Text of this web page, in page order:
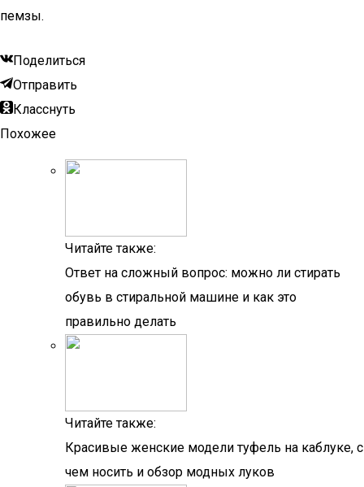
пемзы.
Поделиться
Отправить
Класснуть
Похожее
Читайте также:
Ответ на сложный вопрос: можно ли стирать
обувь в стиральной машине и как это
правильно делать
Читайте также:
Красивые женские модели туфель на каблуке, с
чем носить и обзор модных луков